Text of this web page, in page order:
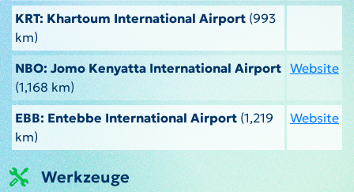
KRT: Khartoum International Airport (993
km)
NBO: Jomo Kenyatta International Airport
(1,168 km)
Website
EBB: Entebbe International Airport (1,219
km)
Website
Werkzeuge